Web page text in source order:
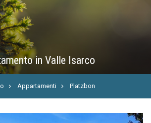
in Valle Isarco
Appartamenti Platzbon